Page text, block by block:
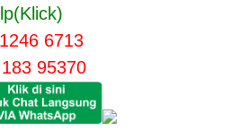
6713
95370